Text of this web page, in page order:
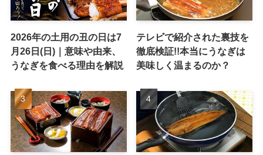
2026年の土用の丑の日は7
月26日(日)｜意味や由来、
うなぎを食べる理由を解説
テレビで紹介された裏技を
徹底検証!!本当にうなぎは
美味しく温まるのか？